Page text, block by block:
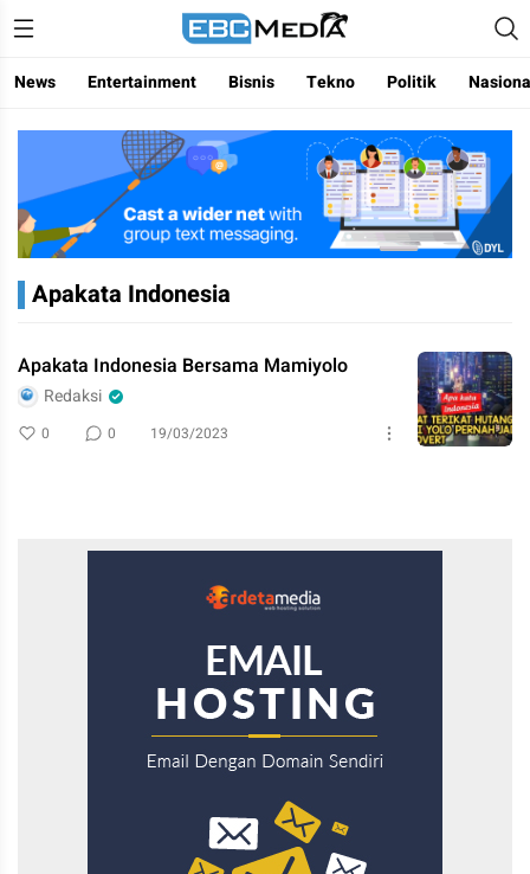
ebctvmedia
Menggapai Cakrawala Untuk Indonesia
News Entertainment Bisnis Tekno Politik
Apakata Indonesia
Apakata Indonesia Bersama Mamiyolo
Redaksi
0 0 19/03/2023